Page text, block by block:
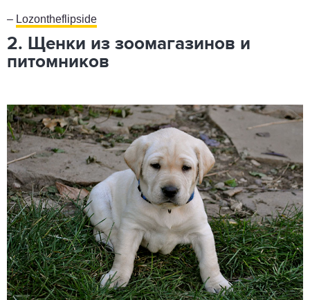
– Lozontheflipside
2. Щенки из зоомагазинов и
питомников